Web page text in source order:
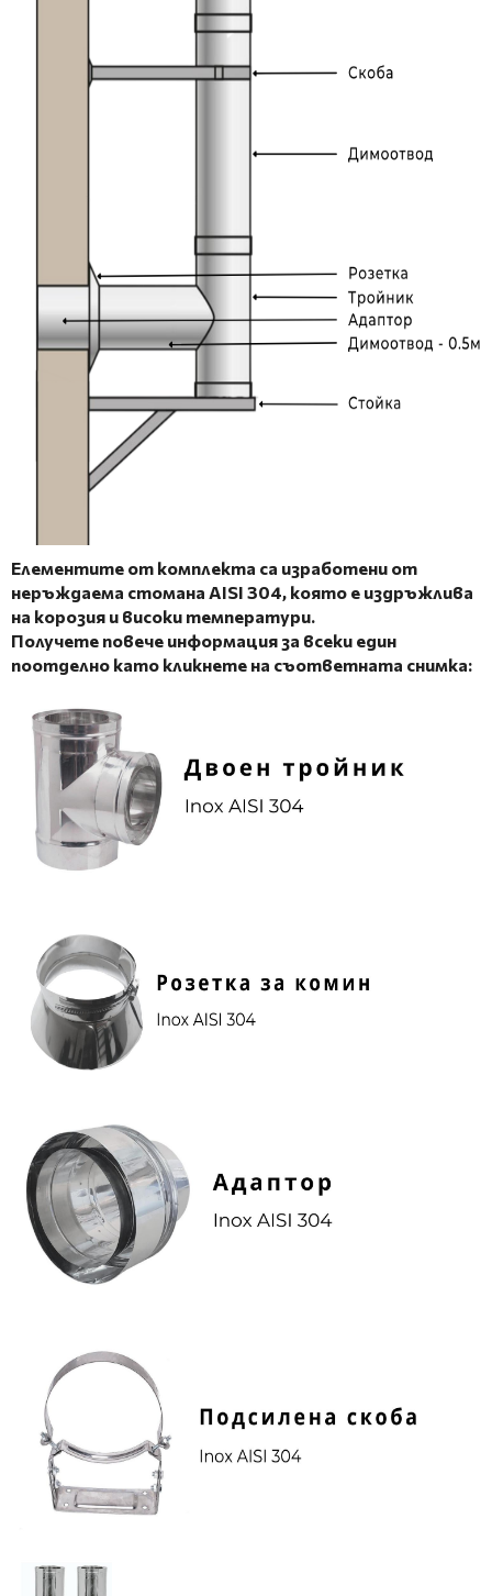
Елементите от комплекта са изработени от
неръждаема стомана AISI 304, която е издръжлива
на корозия и високи температури.
Получете повече информация за всеки един
поотделно като кликнете на съответната снимка: